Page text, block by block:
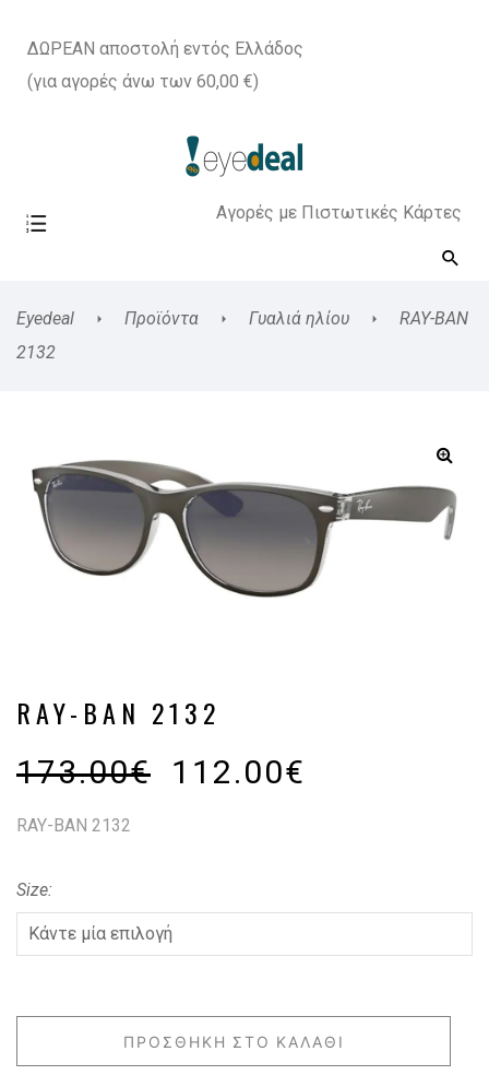
ΔΩΡΕΑΝ αποστολή εντός Ελλάδος
(για αγορές άνω των 60,00 €)
Αγορές με Πιστωτικές Κάρτες
Eyedeal Προϊόντα Γυαλιά ηλίου
RAY-BAN
2132
RAY-BAN 2132
173.00€ 112.00€
RAY-BAN 2132
Size
ΠΡΟΣΘΉΚΗ ΣΤΟ ΚΑΛΆΘΙ